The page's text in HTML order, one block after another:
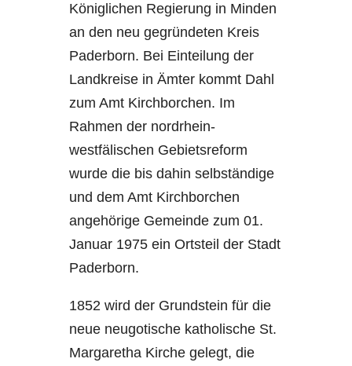
Königlichen Regierung in Minden
an den neu gegründeten Kreis
Paderborn. Bei Einteilung der
Landkreise in Ämter kommt Dahl
zum Amt Kirchborchen. Im
Rahmen der nordrhein-
westfälischen Gebietsreform
wurde die bis dahin selbständige
und dem Amt Kirchborchen
angehörige Gemeinde zum 01.
Januar 1975 ein Ortsteil der Stadt
Paderborn.
1852 wird der Grundstein für die
neue neugotische katholische St.
Margaretha Kirche gelegt, die